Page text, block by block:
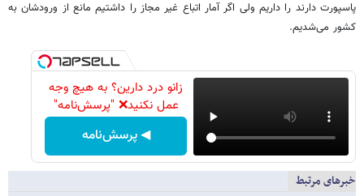
پاسپورت دارند را داریم ولی اگر آمار اتباع غیر مجاز را داشتیم مانع از ورودشان به
کشور می‌شدیم.
زانو درد دارین؟ به هیچ وجه
عمل نکنید❌ "پرسش‌نامه"
◀ پرسش‌نامه
خبرهای مرتبط